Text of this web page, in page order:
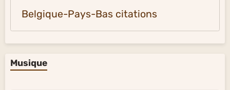
Belgique-Pays-Bas citations
Musique